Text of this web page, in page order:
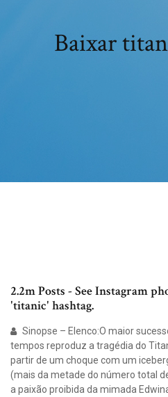
Baixar
2.2m Posts - See Instagram
'titanic' hashtag.
Sinopse – Elenco:O maior
tempos reproduz a tragédia do
partir de um choque com um
(mais da metade do número total
a paixão proibida da mimada